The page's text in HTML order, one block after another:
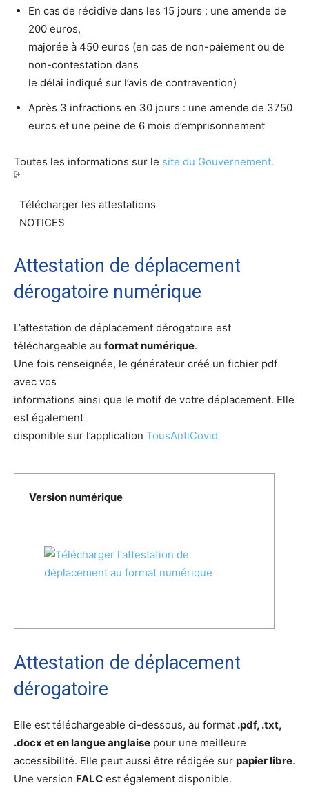
En cas de récidive dans les 15 jours : une amende de
200 euros,
majorée à 450 euros (en cas de non-paiement ou de
non-contestation dans
le délai indiqué sur l’avis de contravention)
Après 3 infractions en 30 jours : une amende de 3750
euros et une peine de 6 mois d’emprisonnement
Toutes les informations sur le site du Gouvernement.
Télécharger les attestations
NOTICES
Attestation de déplacement
dérogatoire numérique
L’attestation de déplacement dérogatoire est
téléchargeable au format numérique.
Une fois renseignée, le générateur créé un fichier pdf
avec vos
informations ainsi que le motif de votre déplacement. Elle
est également
disponible sur l’application TousAntiCovid
Version numérique
Attestation de déplacement
dérogatoire
Elle est téléchargeable ci-dessous, au format .pdf, .txt,
.docx et en langue anglaise pour une meilleure
accessibilité. Elle peut aussi être rédigée sur papier libre.
Une version FALC est également disponible.